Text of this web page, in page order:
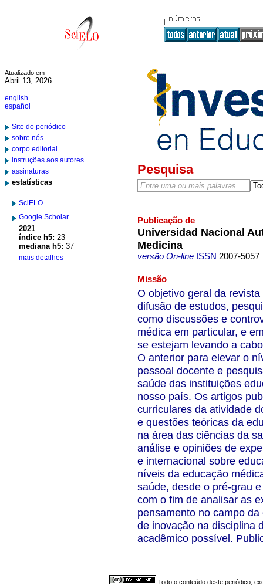
Atualizado em
Abril 13, 2026
english
español
Site do periódico
sobre nós
corpo editorial
instruções aos autores
assinaturas
estatísticas
SciELO
Google Scholar
2021
índice h5: 23
mediana h5: 37
mais detalhes
Pesquisa
Publicação de
Universidad Nacional
Medicina
versão On-lineISSN 2007-5057
Missão
O objetivo geral da
difusão de estudos,
como discussões e
médica em particular, e
se estejam levando a
O anterior para elevar o
pessoal docente e
saúde das instituições
nosso país. Os artigos
curriculares da atividade
e questões teóricas da
na área das ciências da
análise e opiniões de
e internacional sobre
níveis da educação
saúde, desde o pré-grau
com o fim de analisar as
pensamento no campo
de inovação na disciplina
acadêmico possível.
Todo o conteúdo deste periódico,